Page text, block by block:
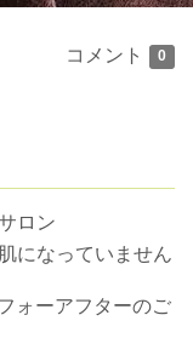
コメント 0
ロン
になっていません
ォーアフターのご